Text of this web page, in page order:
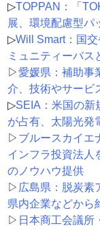
▷TOPPAN：「
展、環境配慮型パ
▷Will Smart：国
ミュニティーバス
▷愛媛県：補助事
介、技術やサービ
▷SEIA：米国の新
が占有、太陽光発
▷ ブルースカイエ
インフラ投資法人
のノウハウ提供
▷ 広島県：脱炭素
県内企業などから
▷ 日本商工会議所